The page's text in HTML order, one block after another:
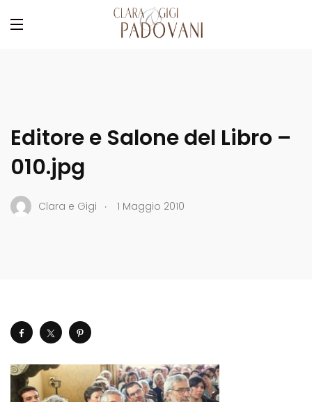
Editore e Salone del Libro –
010.jpg
Clara e Gigi . 1 Maggio 2010